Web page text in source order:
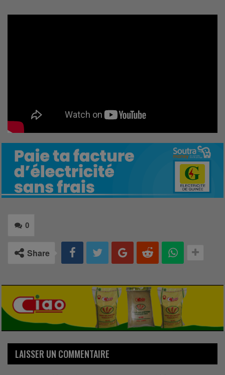
0
Share
LAISSER UN COMMENTAIRE